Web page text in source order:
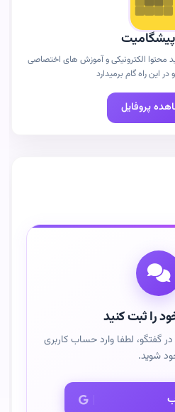
محتوا الکترونیکی و آموزش های اختصاصی
در این راه گام برمیدارد
پروفایل
را ثبت کنید
گفتگو، لطفا وارد حساب کاربری
شوید.